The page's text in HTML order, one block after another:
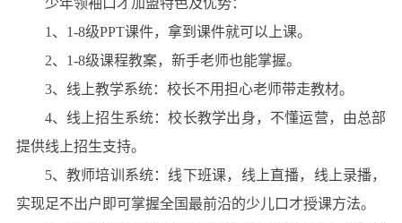
1、1-8级PPT课件，拿到课件就可以上课。
2、1-8级课程教案，新手老师也能掌握。
3、线上教学系统：校长不用担心老师带走教材。
4、线上招生系统：校长教学出身，不懂运营，由总部
提供线上招生支持。
5、教师培训系统：线下班课，线上直播，线上录播，
实现足不出户即可掌握全国最前沿的少儿口才授课方法。